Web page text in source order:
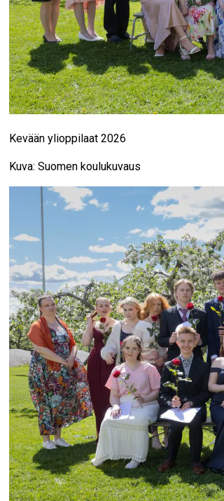
Kevään ylioppilaat 2026
Kuva: Suomen koulukuvaus